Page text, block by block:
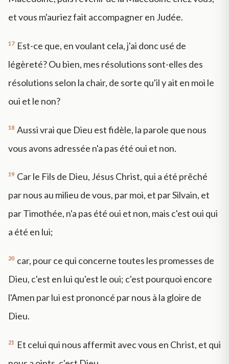
et vous m'auriez fait accompagner en Judée.
17 Est-ce que, en voulant cela, j'ai donc usé de
légèreté? Ou bien, mes résolutions sont-elles des
résolutions selon la chair, de sorte qu'il y ait en moi le
oui et le non?
18 Aussi vrai que Dieu est fidèle, la parole que nous
vous avons adressée n'a pas été oui et non.
19 Car le Fils de Dieu, Jésus Christ, qui a été prêché
par nous au milieu de vous, par moi, et par Silvain, et
par Timothée, n'a pas été oui et non, mais c'est oui qui
a été en lui;
20 car, pour ce qui concerne toutes les promesses de
Dieu, c'est en lui qu'est le oui; c'est pourquoi encore
l'Amen par lui est prononcé par nous à la gloire de
Dieu.
21
Et celui qui nous affermit avec vous en Christ, et qui